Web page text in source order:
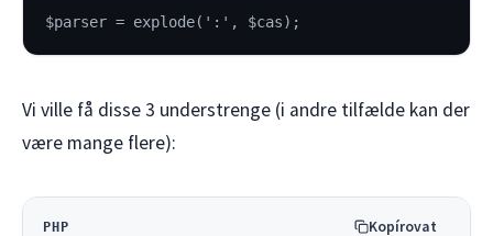
$parser = explode(':', $cas);
Vi ville få disse 3 understrenge (i andre tilfælde kan der
være mange flere):
PHP Kopírovat